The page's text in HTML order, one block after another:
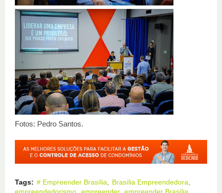
Fotos: Pedro Santos.
Tags: # Empreender Brasília
Brasília Empreendedora